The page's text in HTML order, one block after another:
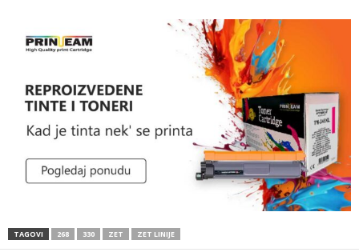
TAGOVI 268 330 ZET ZET LINIJE